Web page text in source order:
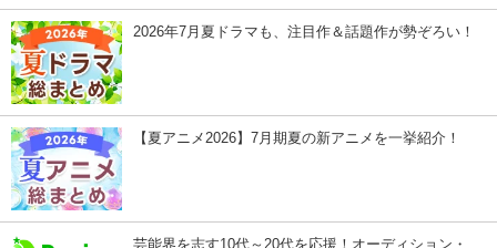
2026年7月夏ドラマも、注目作＆話題作が勢ぞろい！
【夏アニメ2026】7月期夏の新アニメを一挙紹介！
芸能界を志す10代～20代を応援！オーディション・